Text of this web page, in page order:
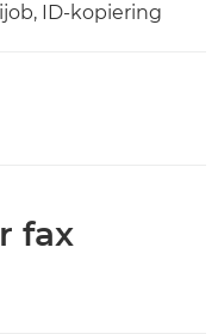
ID-kopiering
fax